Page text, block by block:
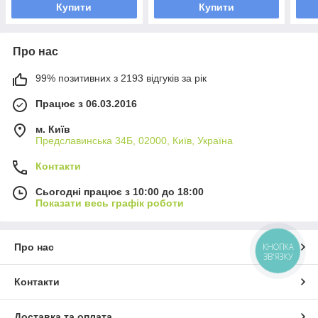
Купити Купити
Про нас
99% позитивних з 2193 відгуків за рік
Працює з 06.03.2016
м. Київ
Предславинська 34Б, 02000, Київ, Україна
Контакти
Сьогодні працює з 10:00 до 18:00
Показати весь графік роботи
Про нас
Контакти
КНОПКА
ЗВ'ЯЗКУ